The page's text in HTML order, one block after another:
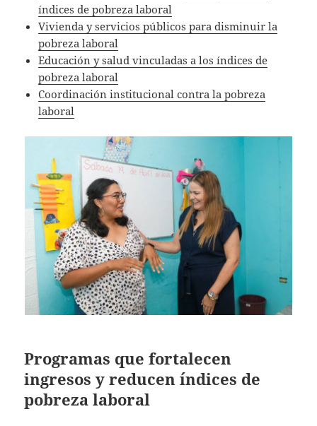
índices de pobreza laboral
Vivienda y servicios públicos para disminuir la
pobreza laboral
Educación y salud vinculadas a los índices de
pobreza laboral
Coordinación institucional contra la pobreza
laboral
Programas que fortalecen
ingresos y reducen índices de
pobreza laboral